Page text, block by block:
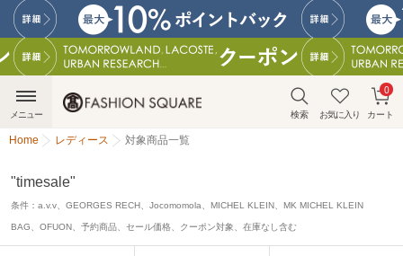
検索 お気に入り カート
0
メニュー
Home レディース 対象商品一覧
"timesale"
条件： a.v.v、GEORGES RECH、Jocomomola、MICHEL KLEIN、MK MICHEL KLEIN
BAG、OFUON、予約商品、セール価格、クーポン対象、在庫なし含む